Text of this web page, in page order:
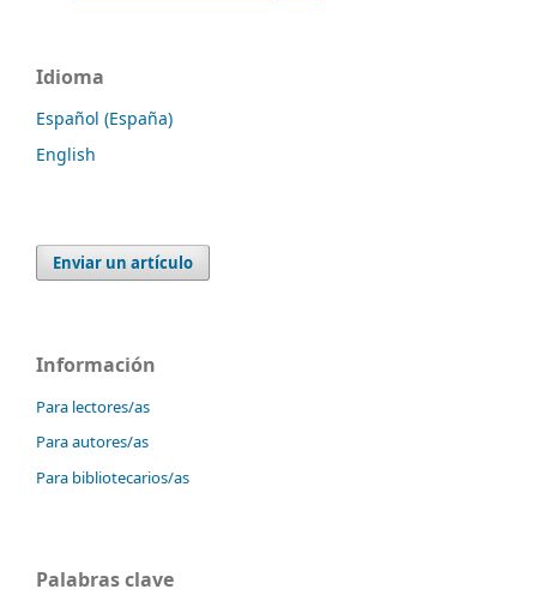
Idioma
Español (España)
English
Enviar un artículo
Información
Para lectores/as
Para autores/as
Para bibliotecarios/as
Palabras clave